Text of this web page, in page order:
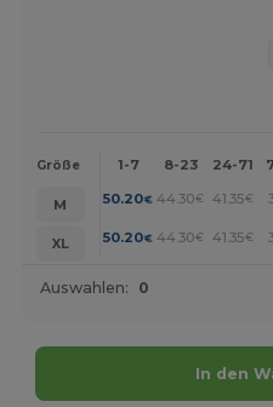
Größe 1-7 8-23 24-71
M 50.20€ 44.30€ 41.35€
XL
50.20€ 44.30€ 41.35€
Auswahlen: 0
In den